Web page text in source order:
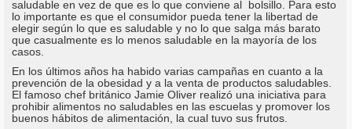
saludable en vez de que es lo que conviene al bolsillo. Para esto
lo importante es que el consumidor pueda tener la libertad de
elegir según lo que es saludable y no lo que salga más barato
que casualmente es lo menos saludable en la mayoría de los
casos.
En los últimos años ha habido varias campañas en cuanto a la
prevención de la obesidad y a la venta de productos saludables.
El famoso chef británico Jamie Oliver realizó una iniciativa para
prohibir alimentos no saludables en las escuelas y promover los
buenos hábitos de alimentación, la cual tuvo sus frutos.